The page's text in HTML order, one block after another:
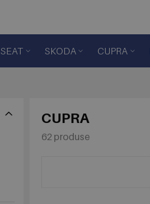
SEAT SKODA CUPRA
CUPRA
62 produse